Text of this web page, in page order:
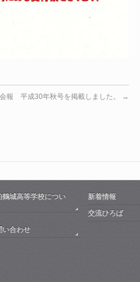
報 平成30年秋号を掲載しました。 →
鶴城高等学校につい
新着情報
交流ひろば
い合わせ